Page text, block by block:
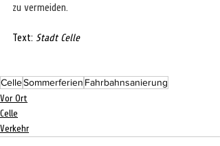
zu vermeiden.
Text: Stadt Celle
CelleSommerferien Fahrbahnsanierung
Vor Ort
Celle
Verkehr